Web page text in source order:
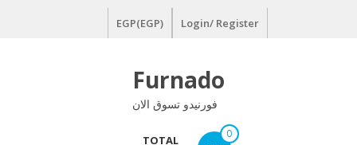
Login/ Register
EGP(EGP)
Furnado
فورنيدو تسوق الان
0
TOTAL